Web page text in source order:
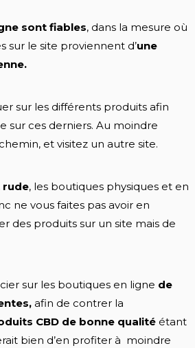
sont fiables, dans la mesure où
sur le site proviennent d’une
sur les différents produits afin
sur ces derniers. Au moindre
et visitez un autre site.
rude, les boutiques physiques et en
ne vous faites pas avoir en
des produits sur un site mais de
sur les boutiques en ligne de
afin de contrer la
CBD de bonne qualitéétant
bien d’en profiter à moindre